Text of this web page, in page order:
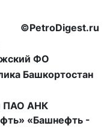
©PetroDigest.ru
ФО
Башкортостан
ПАО АНК
«Башнефть -